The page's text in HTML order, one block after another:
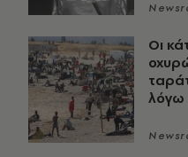
Οι
λόγω